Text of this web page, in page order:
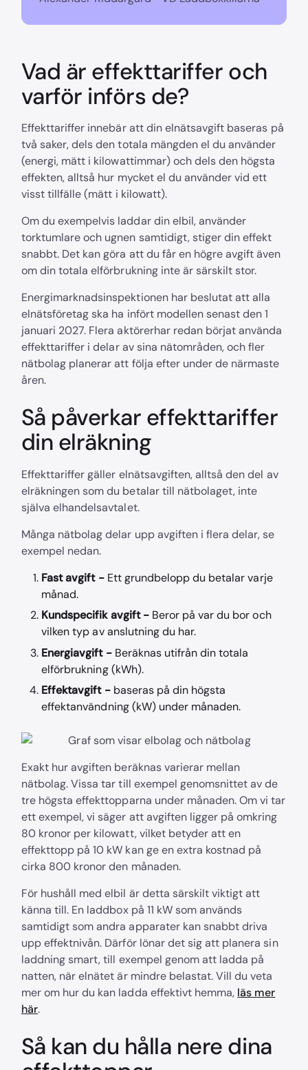
Vad är effekttariffer och
varför införs de?
Effekttariffer innebär att din elnätsavgift baseras på
två saker, dels den totala mängden el du använder
(energi, mätt i kilowattimmar) och dels den högsta
effekten, alltså hur mycket el du använder vid ett
visst tillfälle (mätt i kilowatt).
Om du exempelvis laddar din elbil, använder
torktumlare och ugnen samtidigt, stiger din effekt
snabbt. Det kan göra att du får en högre avgift även
om din totala elförbrukning inte är särskilt stor.
Energimarknadsinspektionen har beslutat att alla
elnätsföretag ska ha infört modellen senast den 1
januari 2027. Flera aktörerhar redan börjat använda
effekttariffer i delar av sina nätområden, och fler
nätbolag planerar att följa efter under de närmaste
åren.
Så påverkar effekttariffer
din elräkning
Effekttariffer gäller elnätsavgiften, alltså den del av
elräkningen som du betalar till nätbolaget, inte
själva elhandelsavtalet.
Många nätbolag delar upp avgiften i flera delar, se
exempel nedan.
Fast avgift -Ett grundbelopp du betalar varje
månad.
Kundspecifik avgift -Beror på var du bor och
vilken typ av anslutning du har.
Energiavgift -Beräknas utifrån din totala
elförbrukning (kWh).
Effektavgift -baseras på din högsta
effektanvändning (kW) under månaden.
Exakt hur avgiften beräknas varierar mellan
nätbolag. Vissa tar till exempel genomsnittet av de
tre högsta effekttopparna under månaden. Om vi tar
ett exempel, vi säger att avgiften ligger på omkring
80 kronor per kilowatt, vilket betyder att en
effekttopp på 10 kW kan ge en extra kostnad på
cirka 800 kronor den månaden.
För hushåll med elbil är detta särskilt viktigt att
känna till. En laddbox på 11 kW som används
samtidigt som andra apparater kan snabbt driva
upp effektnivån. Därför lönar det sig att planera sin
laddning smart, till exempel genom att ladda på
natten, när elnätet är mindre belastat. Vill du veta
mer om hur du kan ladda effektivt hemma, läs mer
här.
Så kan du hålla nere dina